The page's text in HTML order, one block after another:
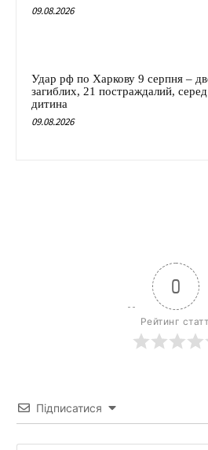
09.08.2026
Удар рф по Харкову 9 серпня –
загиблих, 21 постраждалий,
дитина
09.08.2026
0
Рейтинг
Підписатися